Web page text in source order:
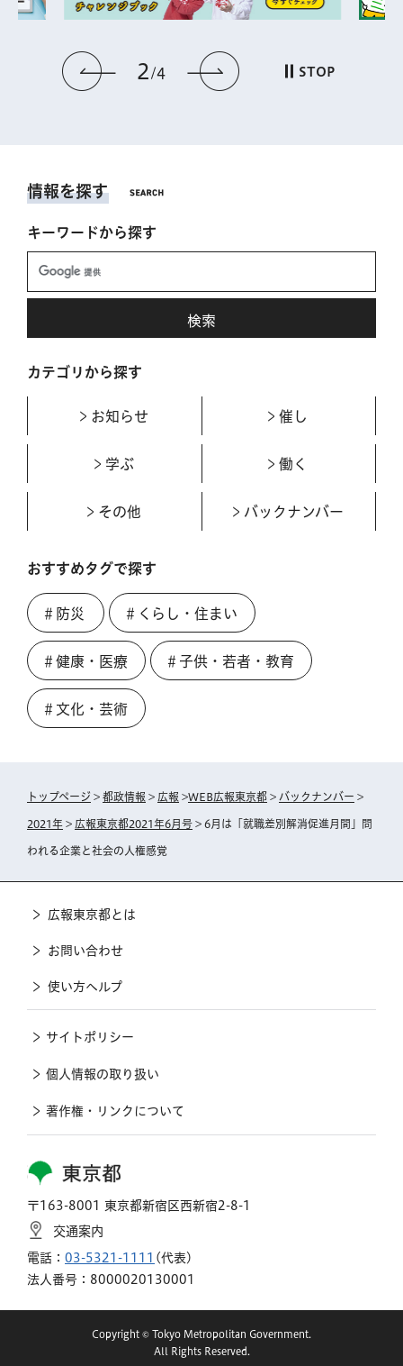
前のスライドを表示
2 4 次のスライドを表
STOP
情報を探す
キーワードから探す
カテゴリから探す
お知らせ 催し
学ぶ 働く
その他 バックナンバー
おすすめタグで探す
＃防災 ＃くらし・住まい
＃健康・医療 ＃子供・若者・教育
＃文化・芸術
トップページ > 都政情報 > 広報 >WEB広報東京都 > バックナンバー >
2021年 > 広報東京都2021年6月号 > 6月は「就職差別解消促進月間」問
われる企業と社会の人権感覚
東京都
〒163-8001 東京都新宿区西新宿2-8-1
交通案内
電話： 03-5321-1111 (代表)
法人番号：8000020130001
広報東京都とは
お問い合わせ
使い方ヘルプ
サイトポリシー
個人情報の取り扱い
著作権・リンクについて
Copyright © Tokyo Metropolitan Government.
All Rights Reserved.